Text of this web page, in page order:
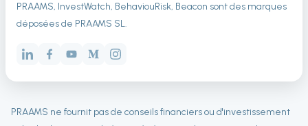
PRAAMS, InvestWatch, BehaviouRisk, Beacon sont des marques
déposées de PRAAMS SL.
PRAAMS ne fournit pas de conseils financiers ou d'investissement